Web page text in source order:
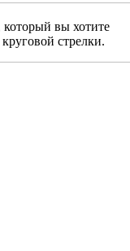
вы хотите
стрелки.